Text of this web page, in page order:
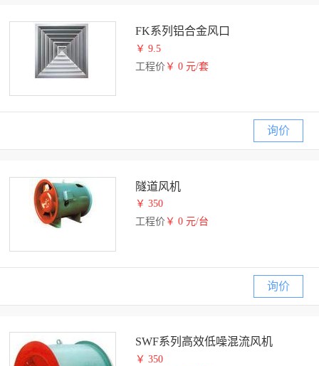
FK系列铝合金风口
￥ 9.5
工程价 ￥ 0 元/套
询价
隧道风机
￥ 350
工程价 ￥ 0 元/台
询价
SWF系列高效低噪混流风机
￥ 350